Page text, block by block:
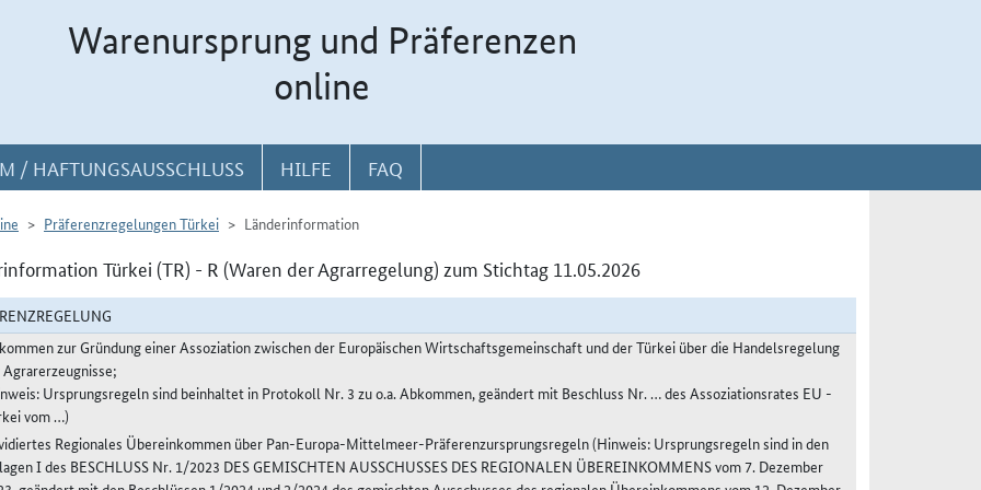
Warenursprung und Präferenzen
online
/ HAFTUNGSAUSSCHLUSS HILFE FAQ
Präferenzregelungen Türkei Länderinformation
Türkei (TR) - R (Waren der Agrarregelung) zum Stichtag 11.05.2026
zur Gründung einer Assoziation zwischen der Europäischen Wirtschaftsgemeinschaft und der Türkei über die Handelsregelung
Ursprungsregeln sind beinhaltet in Protokoll Nr. 3 zu o.a. Abkommen, geändert mit Beschluss Nr. … des Assoziationsrates EU -
vom …)
Regionales Übereinkommen über Pan-Europa-Mittelmeer-Präferenzursprungsregeln (Hinweis: Ursprungsregeln sind in den
I des BESCHLUSS Nr. 1/2023 DES GEMISCHTEN AUSSCHUSSES DES REGIONALEN ÜBEREINKOMMENS vom 7. Dezember